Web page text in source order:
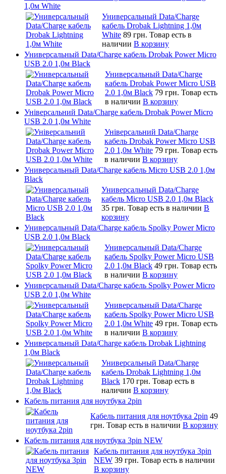
1,0м White
Универсальный Data/Charge
кабель Drobak Lightning 1,0м
White 89 грн. Товар есть в
наличии В корзину
Универсальный Data/Charge кабель Drobak Power Micro
USB 2.0 1,0м Black
Универсальный Data/Charge
кабель Drobak Power Micro USB
2.0 1,0м Black 79 грн. Товар есть
в наличии В корзину
Універсальний Data/Charge кабель Drobak Power Micro
USB 2.0 1,0м White
Універсальний Data/Charge
кабель Drobak Power Micro USB
2.0 1,0м White 79 грн. Товар есть
в наличии В корзину
Универсальный Data/Charge кабель Micro USB 2.0 1,0м
Black
Универсальный Data/Charge
кабель Micro USB 2.0 1,0м Black
35 грн. Товар есть в наличии В
корзину
Универсальный Data/Charge кабель Spolky Power Micro
USB 2.0 1,0м Black
Универсальный Data/Charge
кабель Spolky Power Micro USB
2.0 1,0м Black 49 грн. Товар есть
в наличии В корзину
Универсальный Data/Charge кабель Spolky Power Micro
USB 2.0 1,0м White
Универсальный Data/Charge
кабель Spolky Power Micro USB
2.0 1,0м White 49 грн. Товар есть
в наличии В корзину
Универсальный Data/Charge кабель Drobak Lightning
1,0м Black
Универсальный Data/Charge
кабель Drobak Lightning 1,0м
Black 170 грн. Товар есть в
наличии В корзину
Кабель питания для ноутбука 2pin
Кабель питания для ноутбука 2pin 49
грн. Товар есть в наличии В корзину
Кабель питания для ноутбука 3pin NEW
Кабель питания для ноутбука 3pin
NEW 39 грн. Товар есть в наличии
В корзину